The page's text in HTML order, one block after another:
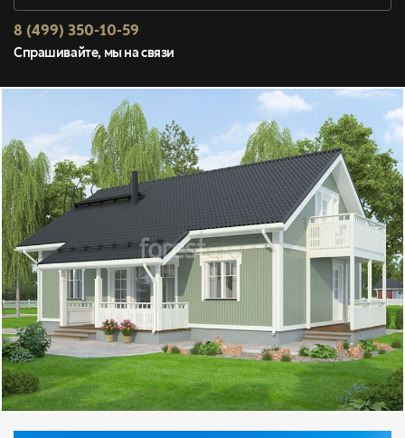
8 (499) 350-10-59
Спрашивайте, мы на связи